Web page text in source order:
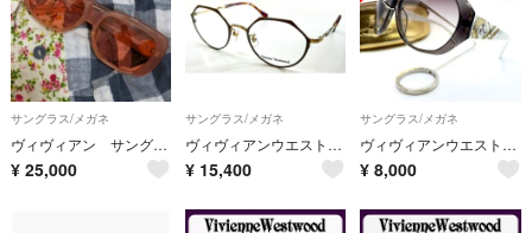
サングラス/メガネ
ヴィヴィアン サングラス 珍しいエナメルオーブの白
¥ 25,000
サングラス/メガネ
ヴィヴィアンウエストウッド 40-0025-01-49 新品未使用品
¥ 15,400
サングラス/メガネ
ヴィヴィアンウエストウッド バタフライ サングラス オーブロゴ ラインストーン
¥ 8,000